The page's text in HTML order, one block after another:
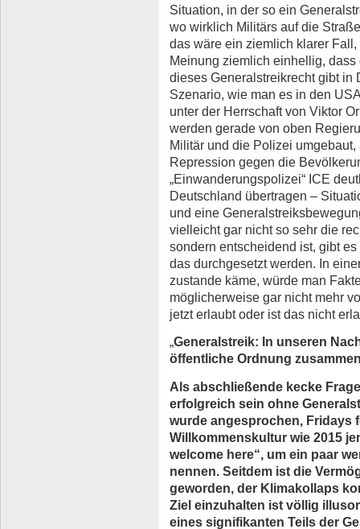
Situation, in der so ein
wo wirklich Militärs auf die
das wäre ein ziemlich klarer
Meinung ziemlich einhellig,
dieses Generalstreikrecht gibt in
Szenario, wie man es in den
unter der Herrschaft von Viktor
werden gerade von oben
Militär und die Polizei
Repression gegen die
„Einwanderungspolizei“ ICE
Deutschland übertragen –
und eine
vielleicht gar nicht so sehr die
sondern entscheidend ist, gibt
das durchgesetzt werden. In
zustande käme, würde man
möglicherweise gar nicht mehr
jetzt erlaubt oder ist das nicht
„Generalstreik: In unseren
öffentliche Ordnung
Als abschließende kecke
erfolgreich sein ohne
wurde angesprochen, Fridays
Willkommenskultur wie 2015
welcome here“, um ein paar
nennen. Seitdem ist die
geworden, der Klimakollaps
Ziel einzuhalten ist völlig
eines signifikanten Teils der